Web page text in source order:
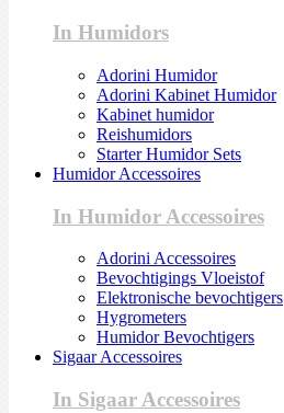
In Humidors
Adorini Humidor
Adorini Kabinet Humidor
Kabinet humidor
Reishumidors
Starter Humidor Sets
Humidor Accessoires
In Humidor Accessoires
Adorini Accessoires
Bevochtigings Vloeistof
Elektronische bevochtigers
Hygrometers
Humidor Bevochtigers
Sigaar Accessoires
In Sigaar Accessoires